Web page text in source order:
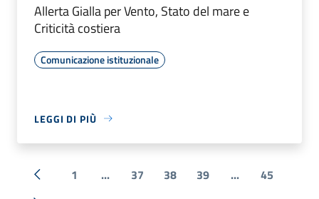
Allerta Gialla per Vento, Stato del mare e
Criticità costiera
Comunicazione istituzionale
LEGGI DI PIÙ
« Precedente
1 ... 37 38 39 ... 45